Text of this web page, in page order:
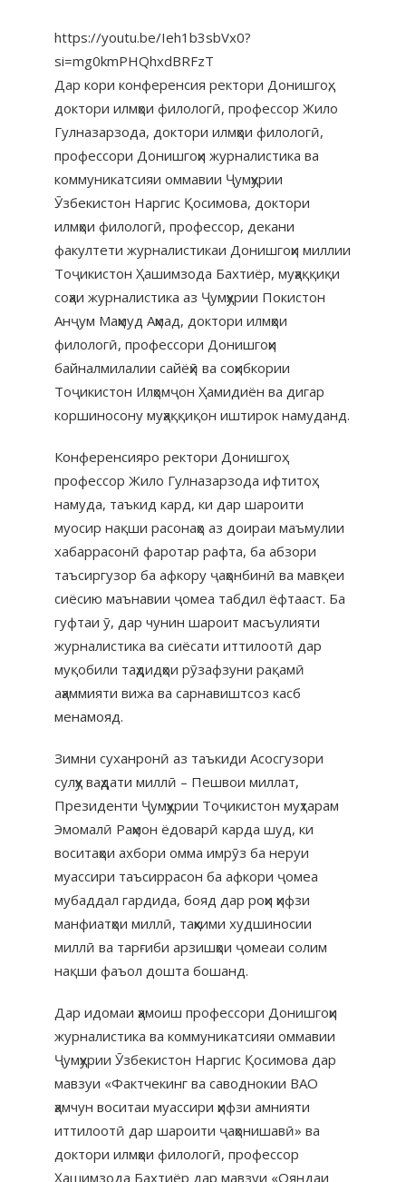
https://youtu.be/Ieh1b3sbVx0?
si=mg0kmPHQhxdBRFzT
Дар кори конференсия ректори Донишгоҳ,
доктори илмҳои филологӣ, профессор Жило
Гулназарзода, доктори илмҳои филологӣ,
профессори Донишгоҳи журналистика ва
коммуникатсияи оммавии Ҷумҳурии
Ӯзбекистон Наргис Қосимова, доктори
илмҳои филологӣ, профессор, декани
факултети журналистикаи Донишгоҳи миллии
Тоҷикистон Ҳашимзода Бахтиёр, муҳаққиқи
соҳаи журналистика аз Ҷумҳурии Покистон
Анҷум Маҳмуд Аҳмад, доктори илмҳои
филологӣ, профессори Донишгоҳи
байналмилалии сайёҳӣ ва соҳибкории
Тоҷикистон Илҳомҷон Ҳамидиён ва дигар
коршиносону муҳаққиқон иштирок намуданд.
Конференсияро ректори Донишгоҳ
профессор Жило Гулназарзода ифтитоҳ
намуда, таъкид кард, ки дар шароити
муосир нақши расонаҳо аз доираи маъмулии
хабаррасонӣ фаротар рафта, ба абзори
таъсиргузор ба афкору ҷаҳонбинӣ ва мавқеи
сиёсию маънавии ҷомеа табдил ёфтааст. Ба
гуфтаи ӯ, дар чунин шароит масъулияти
журналистика ва сиёсати иттилоотӣ дар
муқобили таҳдидҳои рӯзафзуни рақамӣ
аҳаммияти вижа ва сарнавиштсоз касб
менамояд.
Зимни суханронӣ аз таъкиди Асосгузори
сулҳу ваҳдати миллӣ – Пешвои миллат,
Президенти Ҷумҳурии Тоҷикистон муҳтарам
Эмомалӣ Раҳмон ёдоварӣ карда шуд, ки
воситаҳои ахбори омма имрӯз ба неруи
муассири таъсиррасон ба афкори ҷомеа
мубаддал гардида, бояд дар роҳи ҳифзи
манфиатҳои миллӣ, таҳкими худшиносии
миллӣ ва тарғиби арзишҳои ҷомеаи солим
нақши фаъол дошта бошанд.
Дар идомаи ҳамоиш профессори Донишгоҳи
журналистика ва коммуникатсияи оммавии
Ҷумҳурии Ӯзбекистон Наргис Қосимова дар
мавзуи «Фактчекинг ва саводнокии ВАО
ҳамчун воситаи муассири ҳифзи амнияти
иттилоотӣ дар шароити ҷаҳонишавӣ» ва
доктори илмҳои филологӣ, профессор
Ҳашимзода Бахтиёр дар мавзуи «Ояндаи